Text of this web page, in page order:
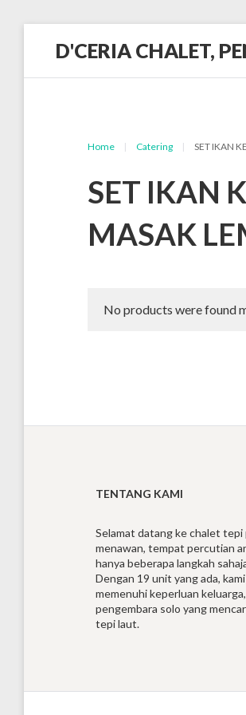
D'CERIA CHALET,
Sehingga
Home | Catering | SET IKAN
SET IKAN
MASAK
No products were found
TENTANG KAMI
Selamat datang ke chalet tepi
menawan, tempat percutian
hanya beberapa langkah
Dengan 19 unit yang ada,
memenuhi keperluan
pengembara solo yang
tepi laut.